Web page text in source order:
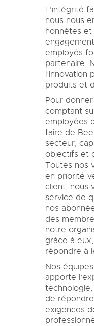
L’intégrité
nous nous
honnêtes et
employés
partenaire.
l’innovation
produits et
Pour
comptant
employées
faire de
secteur,
objectifs et
Toutes nos
en priorité
client, nous
service de
nos
des
notre
grâce à
répondre à
Nos
apporte
de
exigences